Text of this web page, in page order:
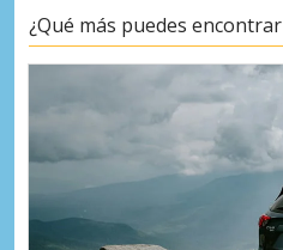
¿Qué más puedes encontrar